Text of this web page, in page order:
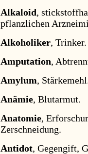
Alkaloid,
pflanzlichen
Alkoholiker, Trinker.
Amputation,
Amylum,
Anämie, Blutarmut.
Anatomie,
Zerschneidung.
Antidot, Gegengift,